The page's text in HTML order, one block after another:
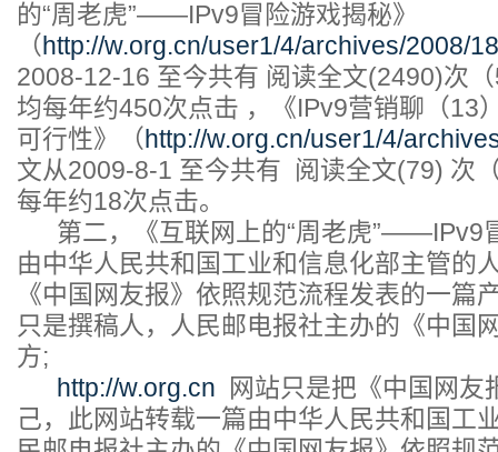
的“周老虎”——IPv9冒险游戏揭秘》
（http://w.org.cn/user1/4/archives/2008/
2008-12-16 至今共有 阅读全文(2490)次
均每年约450次点击 ，《IPv9营销聊（13
可行性》（http://w.org.cn/user1/4/
文从2009-8-1 至今共有 阅读全文(79) 次
每年约18次点击。
第二，《互联网上的“周老虎”——IPv9
由中华人民共和国工业和信息化部主管的
《中国网友报》依照规范流程发表的一篇
只是撰稿人，人民邮电报社主办的《中国
方;
http://w.org.cn 网站只是把《中国网友
己，此网站转载一篇由中华人民共和国工